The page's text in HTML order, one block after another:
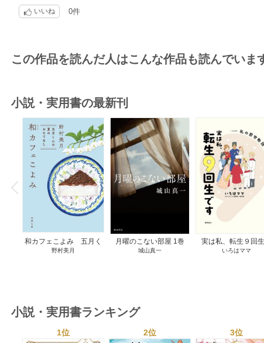
いいね 0件
この作品を読んだ人はこんな作品も読んでいま
小説・実用書の最新刊
P
r
e
v
i
o
u
和カフェこよみ 五月く
んの夏のおもてなし 1巻
野村美月
月曜のこない部屋 1巻
城山真一
実は私、転生９回
す マンガ 私の前
いろはママ
小説・実用書ランキング
1位 2位 3位